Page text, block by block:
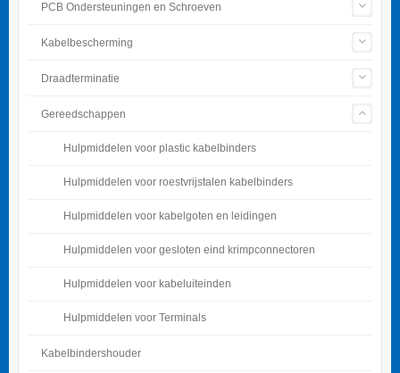
PCB Ondersteuningen en Schroeven
Kabelbescherming
Draadterminatie
Gereedschappen
Hulpmiddelen voor plastic kabelbinders
Hulpmiddelen voor roestvrijstalen kabelbinders
Hulpmiddelen voor kabelgoten en leidingen
Hulpmiddelen voor gesloten eind krimpconnectoren
Hulpmiddelen voor kabeluiteinden
Hulpmiddelen voor Terminals
Kabelbindershouder